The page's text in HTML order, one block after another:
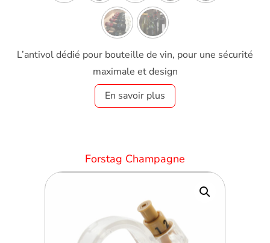
L’antivol dédié pour bouteille de vin, pour une sécurité
maximale et design
En savoir plus
Forstag Champagne